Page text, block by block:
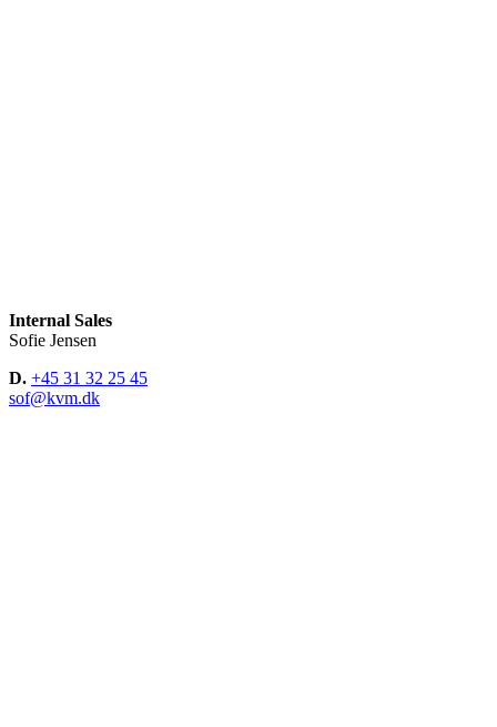
Internal Sales
Sofie Jensen
D. +45 31 32 25 45
sof@kvm.dk